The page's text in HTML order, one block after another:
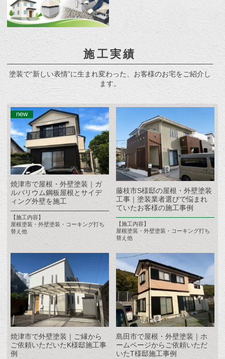
施工実績
塗装で“新しい表情”に生まれ変わった、お客様のお宅をご紹介し
ます。
焼津市で屋根・外壁塗装｜ガ
ルバリウム鋼板屋根とサイデ
ィング外壁を施工
【施工内容】
屋根塗装・外壁塗装・コーキング打ち
替え他
藤枝市S様邸の屋根・外壁塗装
工事｜塗装業者選びで悩まれ
ていたお客様の施工事例
【施工内容】
屋根塗装・外壁塗装・コーキング打ち
替え他
焼津市で外壁塗装｜ご縁から
ご依頼いただいたK様邸施工事
例
島田市で屋根・外壁塗装｜ホ
ームページからご依頼いただ
いたT様邸施工事例